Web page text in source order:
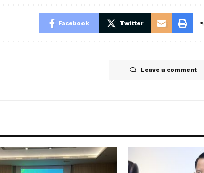
Facebook Twitter
Leave a comment